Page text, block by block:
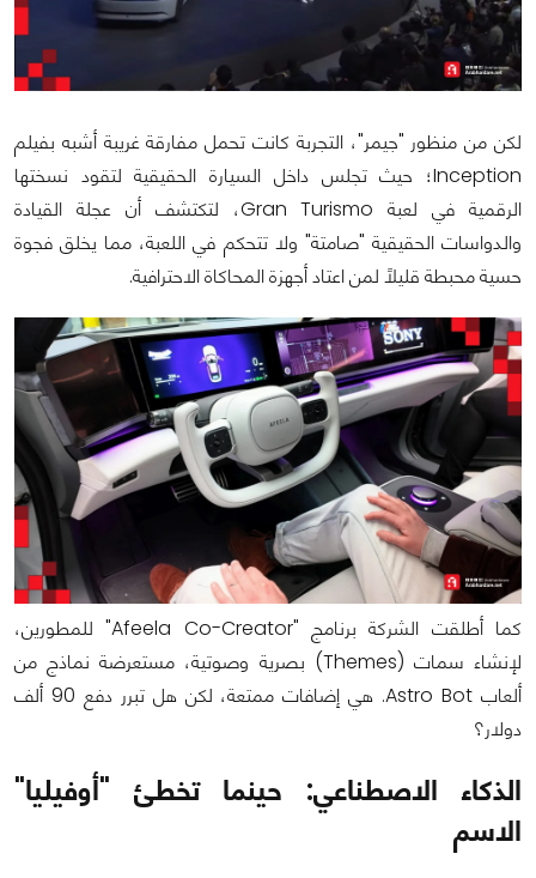
لكن من منظور "جيمر"، التجربة كانت تحمل مفارقة غريبة أشبه بفيلم
Inception؛ حيث تجلس داخل السيارة الحقيقية لتقود نسختها
الرقمية في لعبة Gran Turismo، لتكتشف أن عجلة القيادة
والدواسات الحقيقية "صامتة" ولا تتحكم في اللعبة، مما يخلق فجوة
حسية محبطة قليلًا لمن اعتاد أجهزة المحاكاة الاحترافية.
كما أطلقت الشركة برنامج "Afeela Co-Creator" للمطورين،
لإنشاء سمات (Themes) بصرية وصوتية، مستعرضة نماذج من
ألعاب Astro Bot. هي إضافات ممتعة، لكن هل تبرر دفع 90 ألف
دولار؟
الذكاء الاصطناعي: حينما تخطئ "أوفيليا"
الاسم